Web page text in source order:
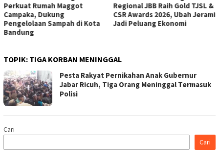
Perkuat Rumah Maggot
Campaka, Dukung
Pengelolaan Sampah di Kota
Bandung
Regional JBB Raih Gold TJSL &
CSR Awards 2026, Ubah Jerami
Jadi Peluang Ekonomi
TOPIK: TIGA KORBAN MENINGGAL
Pesta Rakyat Pernikahan Anak Gubernur
Jabar Ricuh, Tiga Orang Meninggal Termasuk
Polisi
Cari
Cari